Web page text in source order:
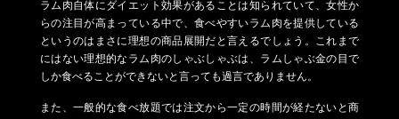
ラム肉自体にダイエット効果があることは知られていて、女性か
らの注目が高まっている中で、食べやすいラム肉を提供している
というのはまさに理想の商品展開だと言えるでしょう。これまで
にはない理想的なラム肉のしゃぶしゃぶは、ラムしゃぶ金の目で
しか食べることができないと言っても過言でありません。
また、一般的な食べ放題では注文から一定の時間が経たないと商